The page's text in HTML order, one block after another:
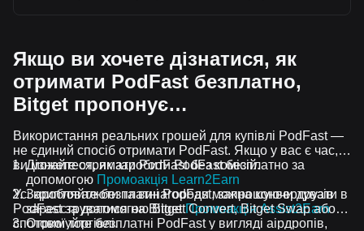
Якщо ви хочете дізнатися, як
отримати PodFast безплатно,
Bitget пропонує…
Використання реальних грошей для купівлі PodFast —
не єдиний спосіб отримати PodFast. Якщо у вас є час,
ви можете отримати PodFast без комісій.
Дізнайтеся, як заробити PodFast безплатно за
допомогою Промоакція Learn2Earn
Заробляйте безплатні PodFast, запрошуючи друзів
зареєструватися на BitgetПромоакція Assist2Earn
Отримуйте безплатні PodFast у вигляді аірдропів,
Усі криптовалюти та винагороди можна конвертувати в
PodFast за допомогою Bitget Convert, Bitget Swap або
спотової торгівлі.